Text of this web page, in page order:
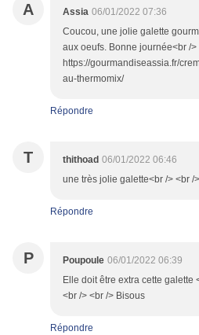
A Assia 06/01/2022 07:36
Coucou, une jolie galette
aux oeufs. Bonne journée<br />
https://gourmandiseassia.fr/
au-thermomix/
Répondre
T thithoad 06/01/2022 06:46
une très jolie galette<br /> <br /
Répondre
P Poupoule 06/01/2022 06:39
Elle doit être extra cette galette
<br /> <br /> Bisous
Répondre